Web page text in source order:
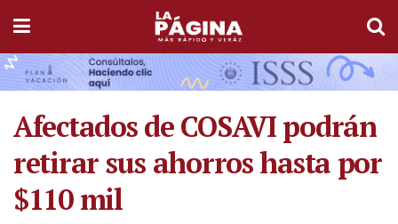
Afectados de COSAVI podrán
retirar sus ahorros hasta por
$110 mil